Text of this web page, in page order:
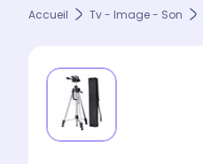
Accueil Tv - Image - Son